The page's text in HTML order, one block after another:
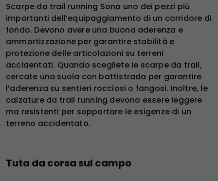
Scarpe da trail running Sono uno dei pezzi più
importanti dell’equipaggiamento di un corridore di
fondo. Devono avere una buona aderenza e
ammortizzazione per garantire stabilità e
protezione delle articolazioni su terreni
accidentati. Quando scegliete le scarpe da trail,
cercate una suola con battistrada per garantire
l’aderenza su sentieri rocciosi o fangosi. Inoltre, le
calzature da trail running devono essere leggere
ma resistenti per sopportare le esigenze di un
terreno accidentato.
Tuta da corsa sul campo